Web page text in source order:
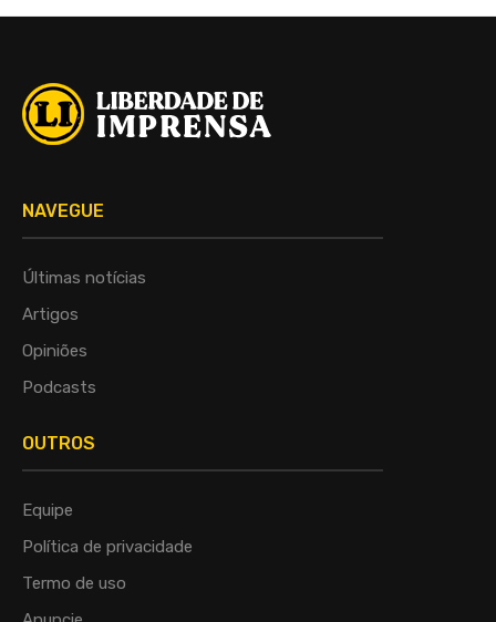
NAVEGUE
Últimas notícias
Artigos
Opiniões
Podcasts
OUTROS
Equipe
Política de privacidade
Termo de uso